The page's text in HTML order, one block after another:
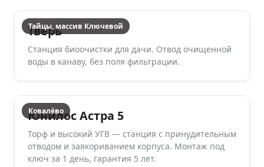
Тайцы, массив Ключевой
Тверь
Станция биоочистки для дачи. Отвод очищенной
воды в канаву, без поля фильтрации.
Ковалёво
Юнилос Астра 5
Торф и высокий УГВ — станция с принудительным
отводом и заякориванием корпуса. Монтаж под
ключ за 1 день, гарантия 5 лет.